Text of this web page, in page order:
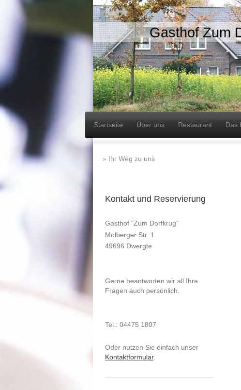
Gasthof Zum
Startseite Über uns Restaurant Das
Ihr Weg zu uns
Kontakt und Reservierung
Gasthof "Zum Dorfkrug"
Molberger Str. 1
49696 Dwergte
Gerne beantworten wir all Ihre
Fragen auch persönlich.
Tel.: 04475 1807
Oder nutzen Sie einfach unser
Kontaktformular.